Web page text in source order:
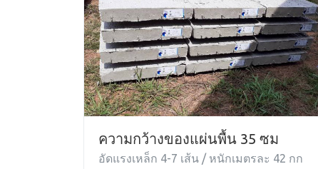
ความกว้างของแผ่นพื้น 35 ซม
อัดแรงเหล็ก 4-7 เส้น / หนักเมตรละ 42 กก